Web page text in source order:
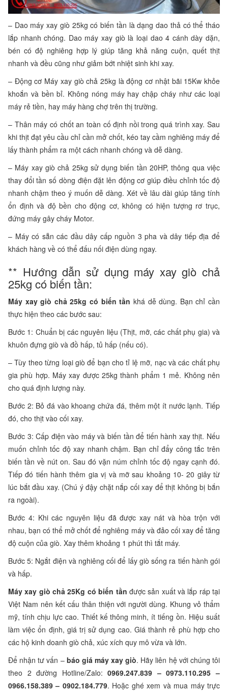
– Dao máy xay giò 25kg có biến tần là dạng dao thả có thể tháo
lắp nhanh chóng. Dao máy xay giò là loại dao 4 cánh dày dặn,
bén có độ nghiêng hợp lý giúp tăng khả năng cuộn, quết thịt
nhanh và đều cũng như giảm bớt nhiệt sinh khi xay.
– Động cơ Máy xay giò chả 25kg là động cơ nhật bãi 15Kw khỏe
khoắn và bền bỉ. Không nóng máy hay chập cháy như các loại
máy rẻ tiền, hay máy hàng chợ trên thị trường.
– Thân máy có chốt an toàn cố định nồi trong quá trình xay. Sau
khi thịt đạt yêu cầu chỉ cần mở chốt, kéo tay cầm nghiêng máy để
lấy thành phẩm ra một cách nhanh chóng và dễ dàng.
– Máy xay giò chả 25kg sử dụng biến tần 20HP, thông qua việc
thay đổi tần số dòng điện đặt lên động cơ giúp điều chỉnh tốc độ
nhanh chậm theo ý muốn dễ dàng. Xét về lâu dài giúp tăng tính
ổn định và độ bền cho động cơ, không có hiện tượng rơ trục,
đứng máy gây cháy Motor.
– Máy có sẵn các đầu dây cấp nguồn 3 pha và dây tiếp địa để
khách hàng về có thể đấu nối điện dùng ngay.
** Hướng dẫn sử dụng máy xay giò chả
25kg có biến tần:
Máy xay giò chả 25kg có biến tần khá dễ dùng. Bạn chỉ cần
thực hiện theo các bước sau:
Bước 1: Chuẩn bị các nguyên liệu (Thịt, mỡ, các chất phụ gia) và
khuôn đựng giò và đồ hấp, tủ hấp (nếu có).
– Tùy theo từng loại giò để bạn cho tỉ lệ mỡ, nạc và các chất phụ
gia phù hợp. Máy xay được 25kg thành phẩm 1 mẻ. Không nên
cho quá định lượng này.
Bước 2: Bỏ đá vào khoang chứa đá, thêm một ít nước lạnh. Tiếp
đó, cho thịt vào cối xay.
Bước 3: Cấp điện vào máy và biến tần để tiến hành xay thịt. Nếu
muốn chỉnh tốc độ xay nhanh chậm. Bạn chỉ đẩy công tắc trên
biến tần về nút on. Sau đó vặn núm chỉnh tốc độ ngay cạnh đó.
Tiếp đó tiến hành thêm gia vị và mỡ sau khoảng 10- 20 giây từ
lúc bắt đầu xay. (Chú ý đậy chặt nắp cối xay để thịt không bị bắn
ra ngoài).
Bước 4: Khi các nguyên liệu đã được xay nát và hòa trộn với
nhau, bạn có thể mở chốt để nghiêng máy và đảo cối xay để tăng
độ cuộn của giò. Xay thêm khoảng 1 phút thì tắt máy.
Bước 5: Ngắt điện và nghiêng cối để lấy giò sống ra tiến hành gói
và hấp.
Máy xay giò chả 25Kg có biến tần được sản xuất và lắp ráp tại
Việt Nam nên kết cấu thân thiện với người dùng. Khung vỏ thẩm
mỹ, tính chịu lực cao. Thiết kế thông minh, ít tiếng ồn. Hiệu suất
làm việc ổn định, giá trị sử dụng cao. Giá thành rẻ phù hợp cho
các hộ kinh doanh giò chả, xúc xích quy mô vừa và lớn.
Để nhận tư vấn – báo giá máy xay giò. Hãy liên hệ với chúng tôi
theo 2 đường Hotline/Zalo:0969.247.839 – 0973.110.295 –
0966.158.389 – 0902.184.779. Hoặc ghé xem và mua máy trực